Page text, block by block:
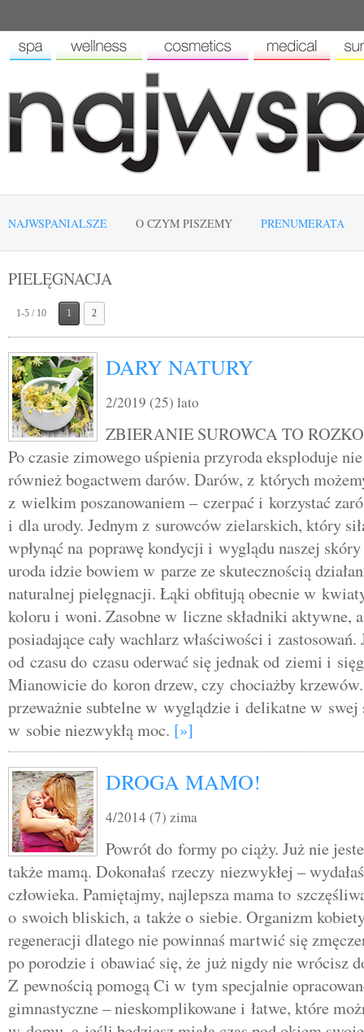
NAJWSPANIALSZE O CZYM PISZEMY PRENUMERATA
PIELĘGNACJA
1-5 / 10 1 2
DARY NATURY
2/2019 (25) lato
ZBIERANIE SUROWCA TO
Po czasie zimowego uśpienia przyroda eksploduje
również bogactwem darów. Darów, z których
z wielkim poszanowaniem – czerpać i korzystać
i dla urody. Jednym z surowców zielarskich, który
wpłynąć na poprawę kondycji i wyglądu naszej
uroda idzie bowiem w parze ze skutecznością
naturalnej pielęgnacji. Łąki obfitują obecnie w
koloru i woni. Zasobne w liczne składniki aktywne,
posiadające cały wachlarz właściwości i zastosowań.
od czasu do czasu oderwać się jednak od ziemi i
Mianowicie do koron drzew, czy chociażby
przeważnie subtelne w wyglądzie i delikatne w
w sobie niezwykłą moc. [»]
DROGA MAMO!
4/2014 (7) zima
Powrót do formy po ciąży. Już nie
także mamą. Dokonałaś rzeczy niezwykłej –
człowieka. Pamiętajmy, najlepsza mama to
o swoich bliskich, a także o siebie. Organizm
regeneracji dlatego nie powinnaś martwić się
po porodzie i obawiać się, że już nigdy nie wrócisz
Z pewnością pomogą Ci w tym specjalnie
gimnastyczne – nieskomplikowane i łatwe, które